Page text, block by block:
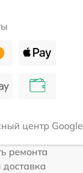
центр Google
ремонта